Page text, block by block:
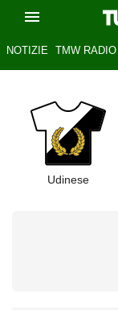
NOTIZIE TMW RADIO
Udinese